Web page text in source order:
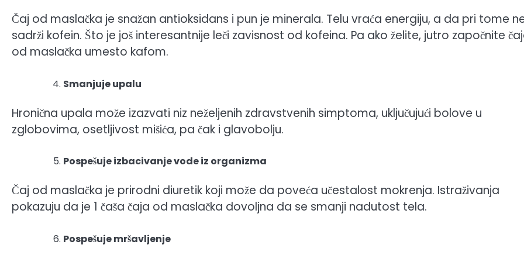
Čaj od maslačka je snažan antioksidans i pun je minerala. Telu vraća energiju, a da pri tome
sadrži kofein. Što je još interesantnije leči zavisnost od kofeina. Pa ako želite, jutro započnite
od maslačka umesto kafom.
Smanjuje upalu
Hronična upala može izazvati niz neželjenih zdravstvenih simptoma, uključujući bolove u
zglobovima, osetljivost mišića, pa čak i glavobolju.
Pospešuje izbacivanje vode iz organizma
Čaj od maslačka je prirodni diuretik koji može da poveća učestalost mokrenja. Istraživanja
pokazuju da je 1 čaša čaja od maslačka dovoljna da se smanji nadutost tela.
Pospešuje mršavljenje